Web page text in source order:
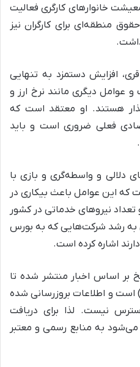
خانوارهای کارگری فعالیت
منطقه‌ای برای کارگران نیز
افزایش دستمزد به تنهایی
عوامل دیگری مانند نرخ ارز و
هستند. او معتقد است که
فعلی ضروری است و باید
دلالی و واسطه‌گری و بازی با
که این عوامل باعث بیکاری در
نیروهای خدماتی در کشور
به رشد شرکت‌هایی که به بورس
اشاره کرده است.
بر اساس اخبار منتشر شده تا
تاریخ ۱۳ بهمن ۱۴۰۰ (سال ۲۰۲۲) است و اطلاعات بروزرسانی شده
۱۳ بهمن ۱۴۰۰ در دسترس نیست. لذا برای دریافت
می‌شود به منابع رسمی و معتبر